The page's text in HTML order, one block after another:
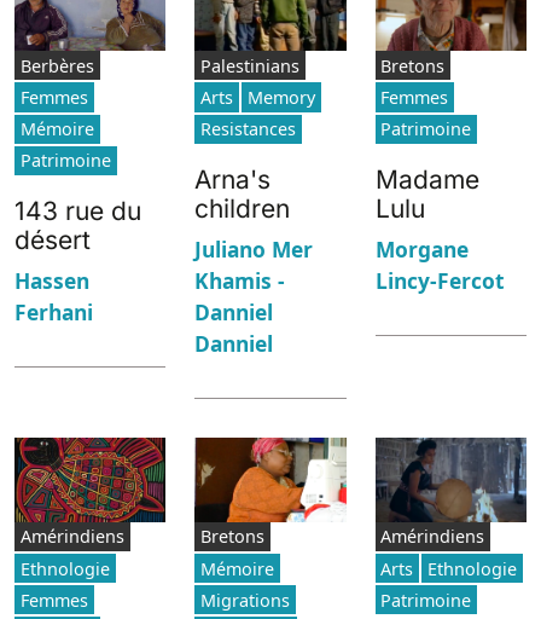
Berbères
Femmes
Mémoire
Patrimoine
143 rue du
désert
Hassen
Ferhani
Palestinians
Arts
Memory
Resistances
Arna's
children
Juliano Mer
Khamis -
Danniel
Danniel
Bretons
Femmes
Patrimoine
Madame
Lulu
Morgane
Lincy-Fercot
Amérindiens
Ethnologie
Femmes
Bretons
Mémoire
Migrations
Amérindiens
Arts
Ethnologie
Patrimoine